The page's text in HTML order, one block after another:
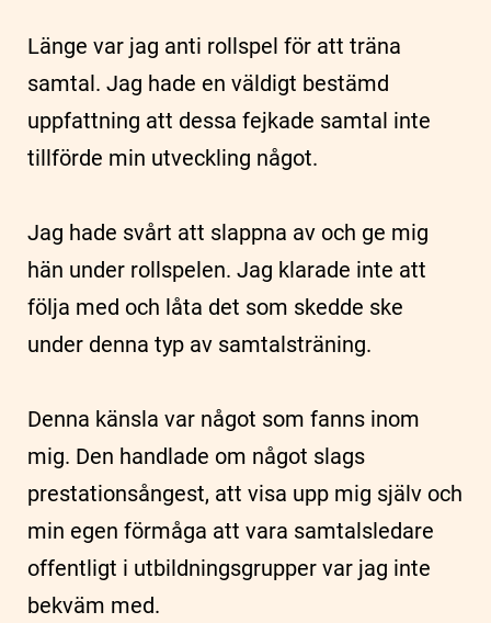
Länge var jag anti rollspel för att träna
samtal. Jag hade en väldigt bestämd
uppfattning att dessa fejkade samtal inte
tillförde min utveckling något.
Jag hade svårt att slappna av och ge mig
hän under rollspelen. Jag klarade inte att
följa med och låta det som skedde ske
under denna typ av samtalsträning.
Denna känsla var något som fanns inom
mig. Den handlade om något slags
prestationsångest, att visa upp mig själv och
min egen förmåga att vara samtalsledare
offentligt i utbildningsgrupper var jag inte
bekväm med.